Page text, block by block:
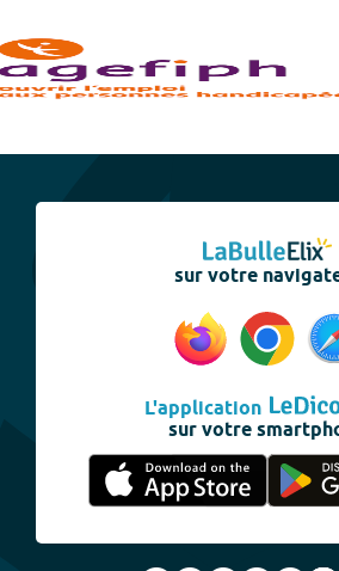
sur votre
L'application
sur votre